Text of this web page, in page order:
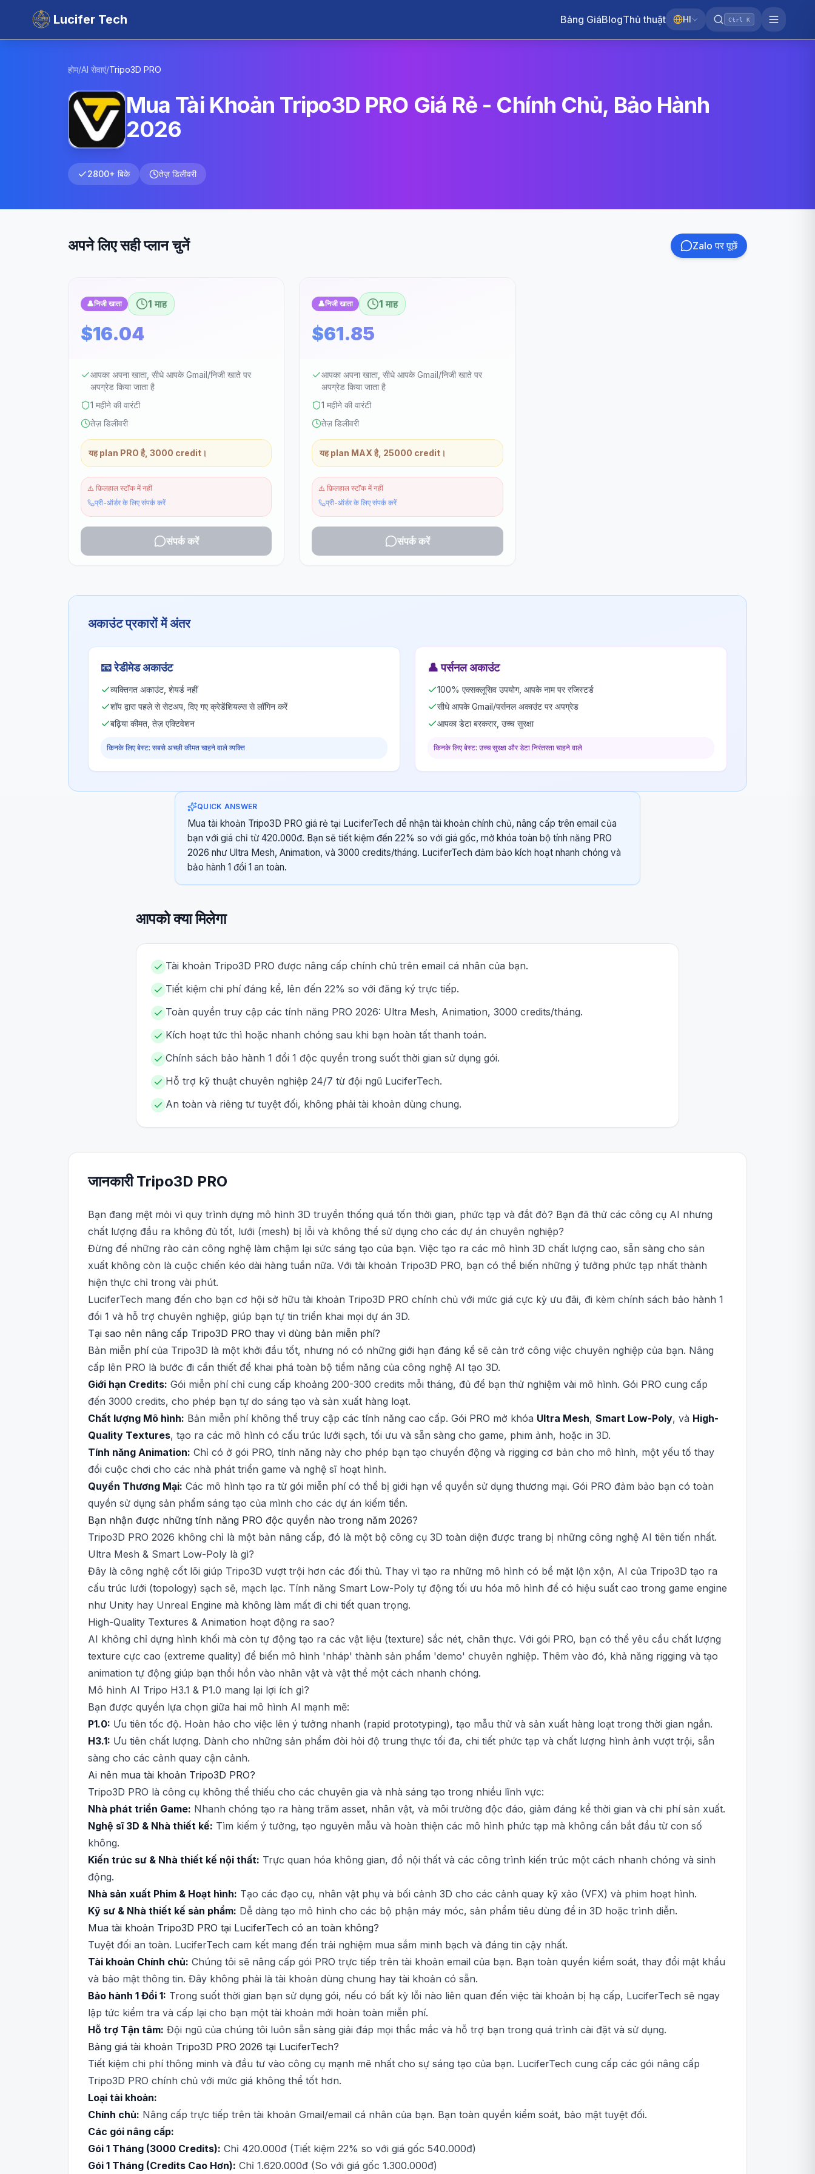
Lucifer Tech Bảng GiáBlogThủ thuật HI Ctrl K
होम/AI सेवाएं/Tripo3D PRO
Mua Tài Khoản Tripo3D PRO Giá Rẻ - Chính Chủ, Bảo Hành
2026
2800+ बिके तेज़ डिलीवरी
अपने लिए सही प्लान चुनें Zalo पर पूछें
👤निजी खाता 1 माह
$16.04
आपका अपना खाता, सीधे आपके Gmail/निजी खाते पर
अपग्रेड किया जाता है
1 महीने की वारंटी
तेज़ डिलीवरी
यह plan PRO है, 3000 credit।
⚠️ फ़िलहाल स्टॉक में नहीं
प्री-ऑर्डर के लिए संपर्क करें
संपर्क करें
👤निजी खाता 1 माह
$61.85
आपका अपना खाता, सीधे आपके Gmail/निजी खाते पर
अपग्रेड किया जाता है
1 महीने की वारंटी
तेज़ डिलीवरी
यह plan MAX है, 25000 credit।
⚠️फ़िलहाल स्टॉक में नहीं
प्री-ऑर्डर के लिए संपर्क करें
संपर्क करें
अकाउंट प्रकारों में अंतर
📧रेडीमेड अकाउंट
व्यक्तिगत अकाउंट, शेयर्ड नहीं
शॉप द्वारा पहले से सेटअप, दिए गए क्रेडेंशियल्स से लॉगिन करें
बढ़िया कीमत, तेज़ एक्टिवेशन
किनके लिए बेस्ट: सबसे अच्छी कीमत चाहने वाले व्यक्ति
👤पर्सनल अकाउंट
100% एक्सक्लूसिव उपयोग, आपके नाम पर रजिस्टर्ड
सीधे आपके Gmail/पर्सनल अकाउंट पर अपग्रेड
आपका डेटा बरकरार, उच्च सुरक्षा
किनके लिए बेस्ट: उच्च सुरक्षा और डेटा निरंतरता चाहने वाले
QUICK ANSWER
Mua tài khoản Tripo3D PRO giá rẻ tại LuciferTech để nhận tài khoản chính chủ, nâng cấp trên email của
bạn với giá chỉ từ 420.000đ. Bạn sẽ tiết kiệm đến 22% so với giá gốc, mở khóa toàn bộ tính năng PRO
2026 như Ultra Mesh, Animation, và 3000 credits/tháng. LuciferTech đảm bảo kích hoạt nhanh chóng và
bảo hành 1 đổi 1 an toàn.
आपको क्या मिलेगा
Tài khoản Tripo3D PRO được nâng cấp chính chủ trên email cá nhân của bạn.
Tiết kiệm chi phí đáng kể, lên đến 22% so với đăng ký trực tiếp.
Toàn quyền truy cập các tính năng PRO 2026: Ultra Mesh, Animation, 3000 credits/tháng.
Kích hoạt tức thì hoặc nhanh chóng sau khi bạn hoàn tất thanh toán.
Chính sách bảo hành 1 đổi 1 độc quyền trong suốt thời gian sử dụng gói.
Hỗ trợ kỹ thuật chuyên nghiệp 24/7 từ đội ngũ LuciferTech.
An toàn và riêng tư tuyệt đối, không phải tài khoản dùng chung.
जानकारी Tripo3D PRO
Bạn đang mệt mỏi vì quy trình dựng mô hình 3D truyền thống quá tốn thời gian, phức tạp và đắt đỏ? Bạn đã thử các công cụ AI nhưng
chất lượng đầu ra không đủ tốt, lưới (mesh) bị lỗi và không thể sử dụng cho các dự án chuyên nghiệp?
Đừng để những rào cản công nghệ làm chậm lại sức sáng tạo của bạn. Việc tạo ra các mô hình 3D chất lượng cao, sẵn sàng cho sản
xuất không còn là cuộc chiến kéo dài hàng tuần nữa. Với tài khoản Tripo3D PRO, bạn có thể biến những ý tưởng phức tạp nhất thành
hiện thực chỉ trong vài phút.
LuciferTech mang đến cho bạn cơ hội sở hữu tài khoản Tripo3D PRO chính chủ với mức giá cực kỳ ưu đãi, đi kèm chính sách bảo hành 1
đổi 1 và hỗ trợ chuyên nghiệp, giúp bạn tự tin triển khai mọi dự án 3D.
Tại sao nên nâng cấp Tripo3D PRO thay vì dùng bản miễn phí?
Bản miễn phí của Tripo3D là một khởi đầu tốt, nhưng nó có những giới hạn đáng kể sẽ cản trở công việc chuyên nghiệp của bạn. Nâng
cấp lên PRO là bước đi cần thiết để khai phá toàn bộ tiềm năng của công nghệ AI tạo 3D.
Giới hạn Credits: Gói miễn phí chỉ cung cấp khoảng 200-300 credits mỗi tháng, đủ để bạn thử nghiệm vài mô hình. Gói PRO cung cấp
đến 3000 credits, cho phép bạn tự do sáng tạo và sản xuất hàng loạt.
Chất lượng Mô hình: Bản miễn phí không thể truy cập các tính năng cao cấp. Gói PRO mở khóa Ultra Mesh, Smart Low-Poly, và High-
Quality Textures, tạo ra các mô hình có cấu trúc lưới sạch, tối ưu và sẵn sàng cho game, phim ảnh, hoặc in 3D.
Tính năng Animation: Chỉ có ở gói PRO, tính năng này cho phép bạn tạo chuyển động và rigging cơ bản cho mô hình, một yếu tố thay
đổi cuộc chơi cho các nhà phát triển game và nghệ sĩ hoạt hình.
Quyền Thương Mại: Các mô hình tạo ra từ gói miễn phí có thể bị giới hạn về quyền sử dụng thương mại. Gói PRO đảm bảo bạn có toàn
quyền sử dụng sản phẩm sáng tạo của mình cho các dự án kiếm tiền.
Bạn nhận được những tính năng PRO độc quyền nào trong năm 2026?
Tripo3D PRO 2026 không chỉ là một bản nâng cấp, đó là một bộ công cụ 3D toàn diện được trang bị những công nghệ AI tiên tiến nhất.
Ultra Mesh & Smart Low-Poly là gì?
Đây là công nghệ cốt lõi giúp Tripo3D vượt trội hơn các đối thủ. Thay vì tạo ra những mô hình có bề mặt lộn xộn, AI của Tripo3D tạo ra
cấu trúc lưới (topology) sạch sẽ, mạch lạc. Tính năng Smart Low-Poly tự động tối ưu hóa mô hình để có hiệu suất cao trong game engine
như Unity hay Unreal Engine mà không làm mất đi chi tiết quan trọng.
High-Quality Textures & Animation hoạt động ra sao?
AI không chỉ dựng hình khối mà còn tự động tạo ra các vật liệu (texture) sắc nét, chân thực. Với gói PRO, bạn có thể yêu cầu chất lượng
texture cực cao (extreme quality) để biến mô hình 'nháp' thành sản phẩm 'demo' chuyên nghiệp. Thêm vào đó, khả năng rigging và tạo
animation tự động giúp bạn thổi hồn vào nhân vật và vật thể một cách nhanh chóng.
Mô hình AI Tripo H3.1 & P1.0 mang lại lợi ích gì?
Bạn được quyền lựa chọn giữa hai mô hình AI mạnh mẽ:
P1.0: Ưu tiên tốc độ. Hoàn hảo cho việc lên ý tưởng nhanh (rapid prototyping), tạo mẫu thử và sản xuất hàng loạt trong thời gian ngắn.
H3.1: Ưu tiên chất lượng. Dành cho những sản phẩm đòi hỏi độ trung thực tối đa, chi tiết phức tạp và chất lượng hình ảnh vượt trội, sẵn
sàng cho các cảnh quay cận cảnh.
Ai nên mua tài khoản Tripo3D PRO?
Tripo3D PRO là công cụ không thể thiếu cho các chuyên gia và nhà sáng tạo trong nhiều lĩnh vực:
Nhà phát triển Game: Nhanh chóng tạo ra hàng trăm asset, nhân vật, và môi trường độc đáo, giảm đáng kể thời gian và chi phí sản xuất.
Nghệ sĩ 3D & Nhà thiết kế: Tìm kiếm ý tưởng, tạo nguyên mẫu và hoàn thiện các mô hình phức tạp mà không cần bắt đầu từ con số
không.
Kiến trúc sư & Nhà thiết kế nội thất: Trực quan hóa không gian, đồ nội thất và các công trình kiến trúc một cách nhanh chóng và sinh
động.
Nhà sản xuất Phim & Hoạt hình: Tạo các đạo cụ, nhân vật phụ và bối cảnh 3D cho các cảnh quay kỹ xảo (VFX) và phim hoạt hình.
Kỹ sư & Nhà thiết kế sản phẩm: Dễ dàng tạo mô hình cho các bộ phận máy móc, sản phẩm tiêu dùng để in 3D hoặc trình diễn.
Mua tài khoản Tripo3D PRO tại LuciferTech có an toàn không?
Tuyệt đối an toàn. LuciferTech cam kết mang đến trải nghiệm mua sắm minh bạch và đáng tin cậy nhất.
Tài khoản Chính chủ: Chúng tôi sẽ nâng cấp gói PRO trực tiếp trên tài khoản email của bạn. Bạn toàn quyền kiểm soát, thay đổi mật khẩu
và bảo mật thông tin. Đây không phải là tài khoản dùng chung hay tài khoản có sẵn.
Bảo hành 1 Đổi 1: Trong suốt thời gian bạn sử dụng gói, nếu có bất kỳ lỗi nào liên quan đến việc tài khoản bị hạ cấp, LuciferTech sẽ ngay
lập tức kiểm tra và cấp lại cho bạn một tài khoản mới hoàn toàn miễn phí.
Hỗ trợ Tận tâm: Đội ngũ của chúng tôi luôn sẵn sàng giải đáp mọi thắc mắc và hỗ trợ bạn trong quá trình cài đặt và sử dụng.
Bảng giá tài khoản Tripo3D PRO 2026 tại LuciferTech?
Tiết kiệm chi phí thông minh và đầu tư vào công cụ mạnh mẽ nhất cho sự sáng tạo của bạn. LuciferTech cung cấp các gói nâng cấp
Tripo3D PRO chính chủ với mức giá không thể tốt hơn.
Loại tài khoản:
Chính chủ: Nâng cấp trực tiếp trên tài khoản Gmail/email cá nhân của bạn. Bạn toàn quyền kiểm soát, bảo mật tuyệt đối.
Các gói nâng cấp:
Gói 1 Tháng (3000 Credits): Chỉ 420.000đ (Tiết kiệm 22% so với giá gốc 540.000đ)
Gói 1 Tháng (Credits Cao Hơn): Chỉ 1.620.000đ (So với giá gốc 1.300.000đ)